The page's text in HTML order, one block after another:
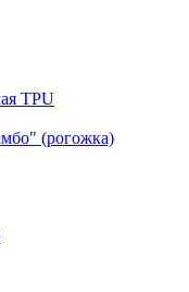
TPU
(рогожка)